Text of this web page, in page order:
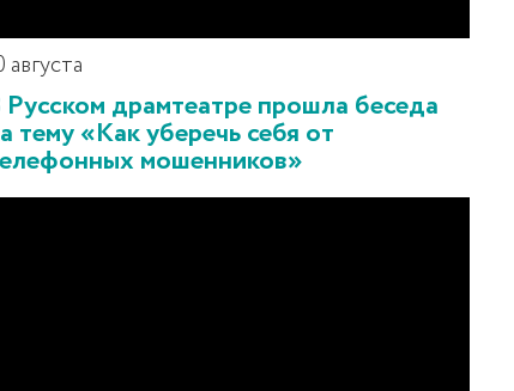
августа
Русском драмтеатре прошла беседа
тему «Как уберечь себя от
мошенников»